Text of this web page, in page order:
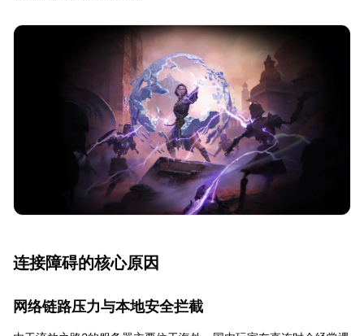
连接障碍的核心原因
网络链路压力与本地安全拦截